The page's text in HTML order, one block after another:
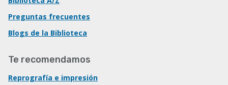
Preguntas frecuentes
Blogs de la Biblioteca
Te recomendamos
Reprografía e impresión